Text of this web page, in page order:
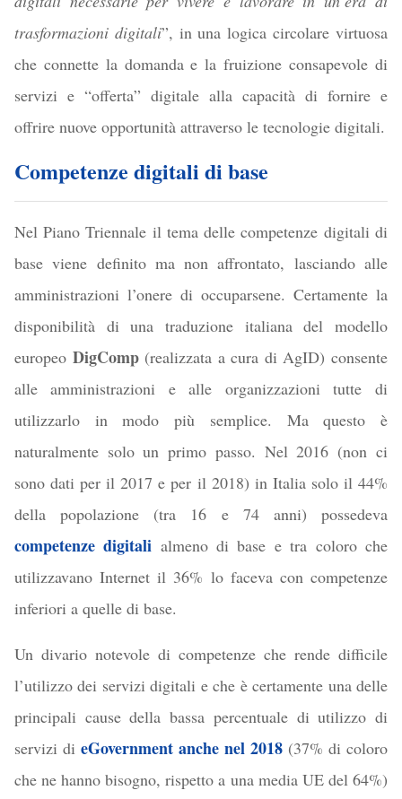
trasformazioni digitali”, in una logica circolare virtuosa
che connette la domanda e la fruizione consapevole di
servizi e “offerta” digitale alla capacità di fornire e
offrire nuove opportunità attraverso le tecnologie digitali.
Competenze digitali di base
Nel Piano Triennale il tema delle competenze digitali di
base viene definito ma non affrontato, lasciando alle
amministrazioni l’onere di occuparsene. Certamente la
disponibilità di una traduzione italiana del modello
europeo DigComp(realizzata a cura di AgID) consente
alle amministrazioni e alle organizzazioni tutte di
utilizzarlo in modo più semplice. Ma questo è
naturalmente solo un primo passo. Nel 2016 (non ci
sono dati per il 2017 e per il 2018) in Italia solo il 44%
della popolazione (tra 16 e 74 anni) possedeva
competenze digitali almeno di base e tra coloro che
utilizzavano Internet il 36% lo faceva con competenze
inferiori a quelle di base.
Un divario notevole di competenze che rende difficile
l’utilizzo dei servizi digitali e che è certamente una delle
principali cause della bassa percentuale di utilizzo di
servizi di eGovernment anche nel 2018(37% di coloro
che ne hanno bisogno, rispetto a una media UE del 64%)